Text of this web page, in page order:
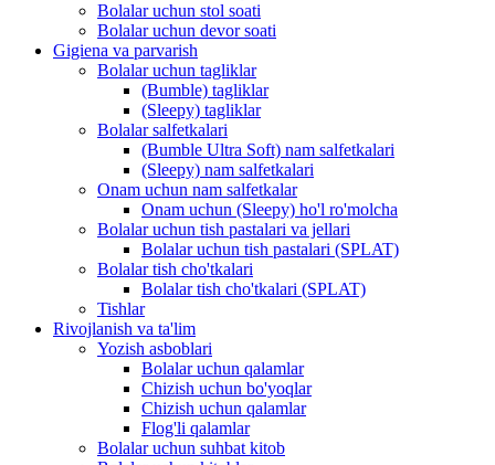
Bolalar uchun stol soati
Bolalar uchun devor soati
Gigiena va parvarish
Bolalar uchun tagliklar
(Bumble) tagliklar
(Sleepy) tagliklar
Bolalar salfetkalari
(Bumble Ultra Soft) nam salfetkalari
(Sleepy) nam salfetkalari
Onam uchun nam salfetkalar
Onam uchun (Sleepy) ho'l ro'molcha
Bolalar uchun tish pastalari va jellari
Bolalar uchun tish pastalari (SPLAT)
Bolalar tish cho'tkalari
Bolalar tish cho'tkalari (SPLAT)
Tishlar
Rivojlanish va ta'lim
Yozish asboblari
Bolalar uchun qalamlar
Chizish uchun bo'yoqlar
Chizish uchun qalamlar
Flog'li qalamlar
Bolalar uchun suhbat kitob